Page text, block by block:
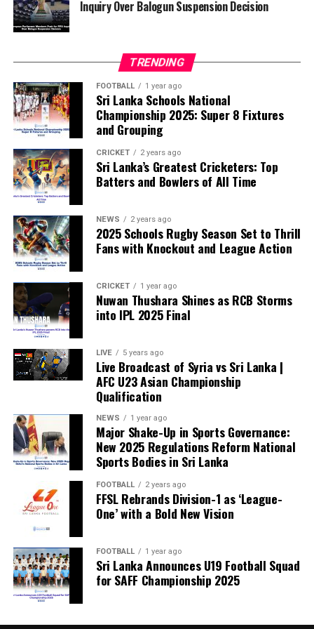
FIFA has maintained that the decision to overturn
Balogun’s suspension was made independently by its
According to the lawmakers, support for the initiative is
growing, with 35 members of the European Parliament
already backing the proposal.
“The beauty of sport lies in the consistent and
transparent application of its rules,” the statement said.
“When political influence determines who is eligible to
compete, the principle of fairness is fundamentally
weakened.”
Inquiry Over Balogun Suspension Decision
TRENDING
FOOTBALL 1 year ago
Sri Lanka Schools National
Championship 2025: Super 8 Fixtures
and Grouping
CRICKET 2 years ago
Sri Lanka’s Greatest Cricketers: Top
Batters and Bowlers of All Time
NEWS 2 years ago
2025 Schools Rugby Season Set to Thrill
Fans with Knockout and League Action
CRICKET 1 year ago
Nuwan Thushara Shines as RCB Storms
into IPL 2025 Final
LIVE 5 years ago
Live Broadcast of Syria vs Sri Lanka |
AFC U23 Asian Championship
Qualification
NEWS 1 year ago
Major Shake-Up in Sports Governance:
New 2025 Regulations Reform National
Sports Bodies in Sri Lanka
FOOTBALL 2 years ago
FFSL Rebrands Division-1 as ‘League-
One’ with a Bold New Vision
FOOTBALL 1 year ago
Sri Lanka Announces U19 Football Squad
for SAFF Championship 2025